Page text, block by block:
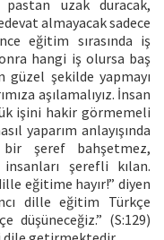
uzak duracak,
almayacak sadece
eğitim sırasında iş
hangi iş olursa baş
güzel şekilde yapmayı
aşılamalıyız. İnsan
işini hakir görmemeli
yaparım anlayışında
bir şeref bahşetmez,
şerefli kılan.
eğitime hayır!” diyen
dille eğitim Türkçe
düşüneceğiz.” (S:129)